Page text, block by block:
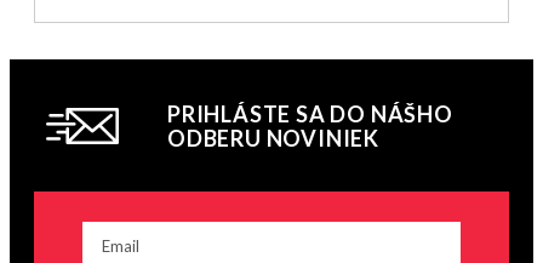
PRIHLÁSTE SA DO NÁŠHO
ODBERU NOVINIEK